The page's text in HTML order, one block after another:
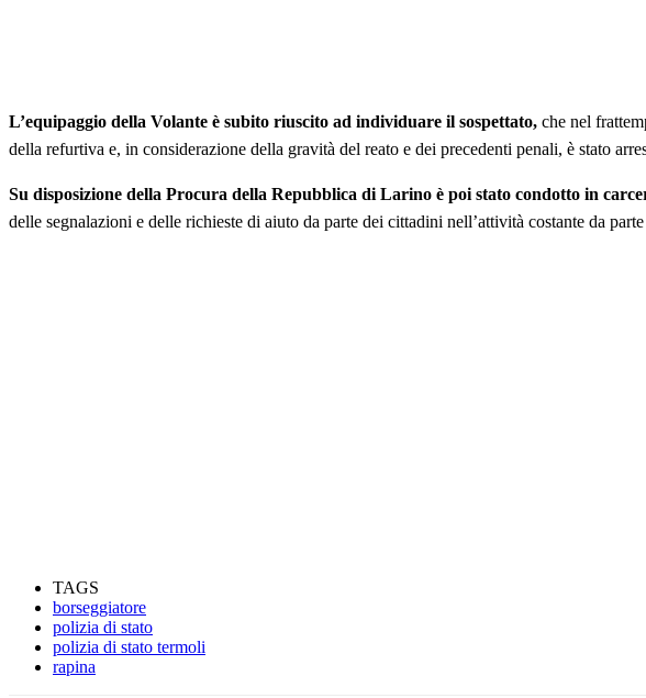
L’equipaggio della Volante è subito riuscito ad individuare il sospettato, che nel
della refurtiva e, in considerazione della gravità del reato e dei precedenti penali, è stato
Su disposizione della Procura della Repubblica di Larino è poi stato condotto in
delle segnalazioni e delle richieste di aiuto da parte dei cittadini nell’attività costante da
TAGS
borseggiatore
polizia di stato
polizia di stato termoli
rapina